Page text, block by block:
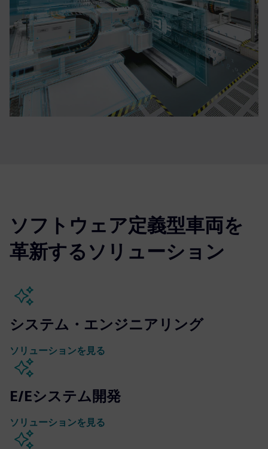
ソフトウェア定義型車両を
革新するソリューション
システム・エンジニアリング
ソリューションを見る
E/Eシステム開発
ソリューションを見る